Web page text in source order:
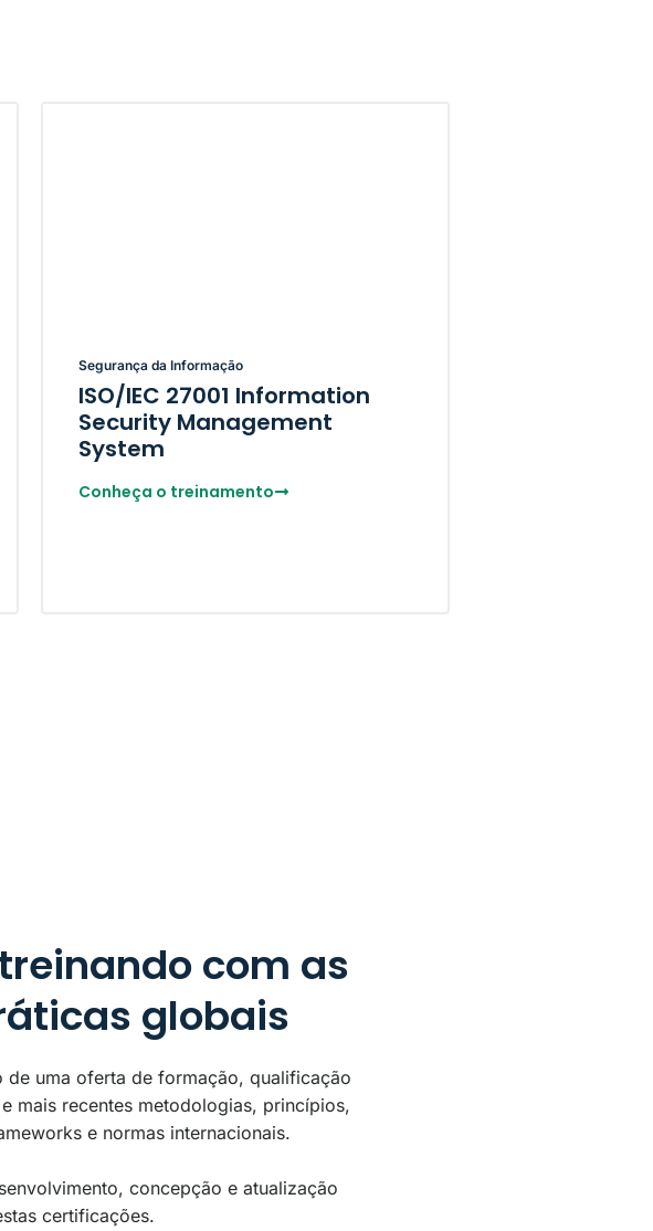
Segurança da Informação
ISO/IEC 27001 Information
Security Management
System
Conheça o treinamento
com as
globais
de uma oferta de formação, qualificação
mais recentes metodologias, princípios,
e normas internacionais.
concepção e atualização
certificações.